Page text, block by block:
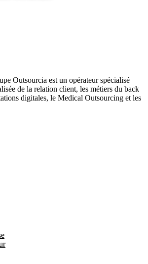
Outsourcia est un opérateur spécialisé
de la relation client, les métiers du back
digitales, le Medical Outsourcing et les